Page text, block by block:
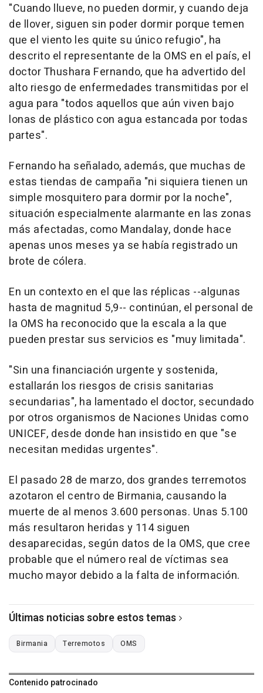
"Cuando llueve, no pueden dormir, y cuando deja
de llover, siguen sin poder dormir porque temen
que el viento les quite su único refugio", ha
descrito el representante de la OMS en el país, el
doctor Thushara Fernando, que ha advertido del
alto riesgo de enfermedades transmitidas por el
agua para "todos aquellos que aún viven bajo
lonas de plástico con agua estancada por todas
partes".
Fernando ha señalado, además, que muchas de
estas tiendas de campaña "ni siquiera tienen un
simple mosquitero para dormir por la noche",
situación especialmente alarmante en las zonas
más afectadas, como Mandalay, donde hace
apenas unos meses ya se había registrado un
brote de cólera.
En un contexto en el que las réplicas --algunas
hasta de magnitud 5,9-- continúan, el personal de
la OMS ha reconocido que la escala a la que
pueden prestar sus servicios es "muy limitada".
"Sin una financiación urgente y sostenida,
estallarán los riesgos de crisis sanitarias
secundarias", ha lamentado el doctor, secundado
por otros organismos de Naciones Unidas como
UNICEF, desde donde han insistido en que "se
necesitan medidas urgentes".
El pasado 28 de marzo, dos grandes terremotos
azotaron el centro de Birmania, causando la
muerte de al menos 3.600 personas. Unas 5.100
más resultaron heridas y 114 siguen
desaparecidas, según datos de la OMS, que cree
probable que el número real de víctimas sea
mucho mayor debido a la falta de información.
Últimas noticias sobre estos temas
Birmania Terremotos OMS
Contenido patrocinado